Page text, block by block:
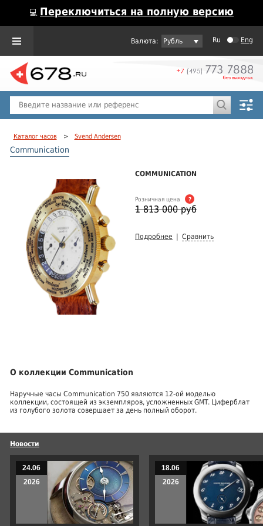
💻 Переключиться на полную версию
Рубль Ru Eng
Каталог часов > Svend Andersen
Communication
COMMUNICATION
Розничная цена ?
1 813 000 руб
Подробнее Сравнить
О коллекции Communication
Наручные часы Communication 750 являются 12-ой моделью
коллекции, состоящей из экземпляров, усложненных GMT. Циферблат
из голубого золота совершает за день полный оборот.
Новости
24.06
2026
18.06
2026